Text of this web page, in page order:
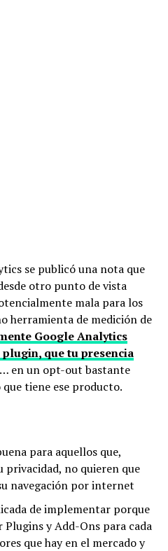
se publicó una nota que
otro punto de vista
mala para los
herramienta de medición de
Google Analytics
que tu presencia
en un opt-out bastante
tiene ese producto.
para aquellos que,
privacidad, no quieren que
navegación por internet
de implementar porque
y Add-Ons para cada
que hay en el mercado y